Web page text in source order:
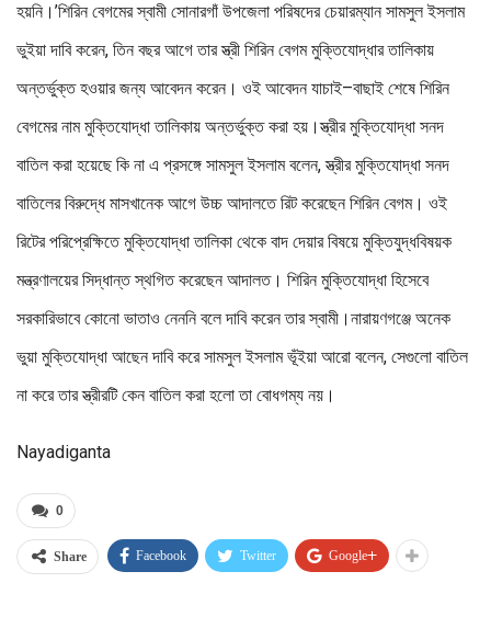
হয়নি।’শিরিন বেগমের স্বামী সোনারগাঁ উপজেলা পরিষদের চেয়ারম্যান সামসুল ইসলাম
ভুইয়া দাবি করেন, তিন বছর আগে তার স্ত্রী শিরিন বেগম মুক্তিযোদ্ধার তালিকায়
অন্তর্ভুক্ত হওয়ার জন্য আবেদন করেন। ওই আবেদন যাচাই–বাছাই শেষে শিরিন
বেগমের নাম মুক্তিযোদ্ধা তালিকায় অন্তর্ভুক্ত করা হয়।স্ত্রীর মুক্তিযোদ্ধা সনদ
বাতিল করা হয়েছে কি না এ প্রসঙ্গে সামসুল ইসলাম বলেন, স্ত্রীর মুক্তিযোদ্ধা সনদ
বাতিলের বিরুদ্ধে মাসখানেক আগে উচ্চ আদালতে রিট করেছেন শিরিন বেগম। ওই
রিটের পরিপ্রেক্ষিতে মুক্তিযোদ্ধা তালিকা থেকে বাদ দেয়ার বিষয়ে মুক্তিযুদ্ধবিষয়ক
মন্ত্রণালয়ের সিদ্ধান্ত স্থগিত করেছেন আদালত। শিরিন মুক্তিযোদ্ধা হিসেবে
সরকারিভাবে কোনো ভাতাও নেননি বলে দাবি করেন তার স্বামী।নারায়ণগঞ্জে অনেক
ভুয়া মুক্তিযোদ্ধা আছেন দাবি করে সামসুল ইসলাম ভূঁইয়া আরো বলেন, সেগুলো বাতিল
না করে তার স্ত্রীরটি কেন বাতিল করা হলো তা বোধগম্য নয়।
Nayadiganta
0
Share Facebook Twitter Google+